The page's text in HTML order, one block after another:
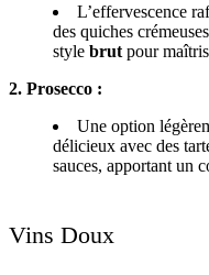
L’effervescence
des quiches
style brut pour
2. Prosecco :
Une option
délicieux avec des
sauces, apportant un
Vins Doux